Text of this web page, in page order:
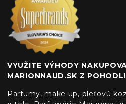
VYUŽITE VÝHODY
MARIONNAUD.SK Z
Parfumy, make up, pleťovú